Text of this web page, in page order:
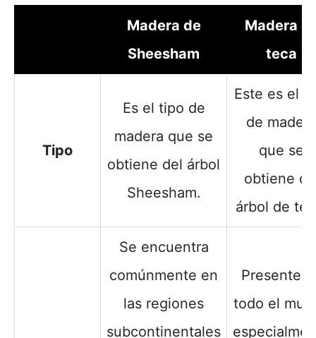
Madera de
Sheesham
Madera
teca
Tipo
Es el tipo de
madera que se
obtiene del árbol
Sheesham.
Este es el
de madera
que se
obtiene
árbol de
Se encuentra
comúnmente en
las regiones
subcontinentales
Presente
todo el